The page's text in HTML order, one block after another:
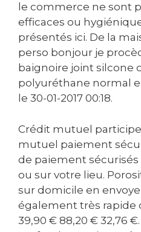
le commerce ne sont
efficaces ou
présentés ici. De la
perso bonjour je
baignoire joint silcone
polyuréthane normal
le ‎30-01-2017 00:18.
Crédit mutuel
mutuel paiement
de paiement
ou sur votre lieu.
sur domicile en
également très rapide
39,90 € 88,20 € 32,76